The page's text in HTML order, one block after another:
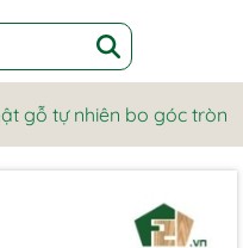
gỗ tự nhiên bo góc tròn